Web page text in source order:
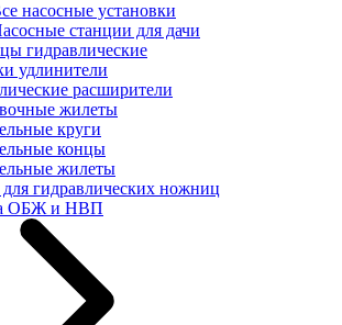
насосные установки
станции для дачи
гидравлические
удлинители
расширители
жилеты
круги
концы
жилеты
для гидравлических ножниц
ОБЖ и НВП